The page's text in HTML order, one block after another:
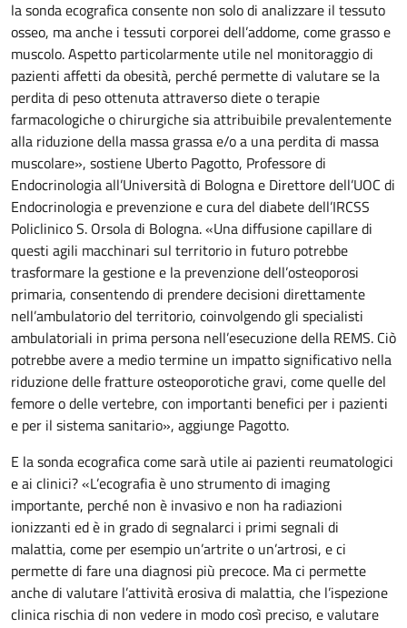
la sonda ecografica consente non solo di analizzare il tessuto
osseo, ma anche i tessuti corporei dell’addome, come grasso e
muscolo. Aspetto particolarmente utile nel monitoraggio di
pazienti affetti da obesità, perché permette di valutare se la
perdita di peso ottenuta attraverso diete o terapie
farmacologiche o chirurgiche sia attribuibile prevalentemente
alla riduzione della massa grassa e/o a una perdita di massa
muscolare», sostiene Uberto Pagotto, Professore di
Endocrinologia all’Università di Bologna e Direttore dell’UOC di
Endocrinologia e prevenzione e cura del diabete dell’IRCSS
Policlinico S. Orsola di Bologna. «Una diffusione capillare di
questi agili macchinari sul territorio in futuro potrebbe
trasformare la gestione e la prevenzione dell’osteoporosi
primaria, consentendo di prendere decisioni direttamente
nell’ambulatorio del territorio, coinvolgendo gli specialisti
ambulatoriali in prima persona nell’esecuzione della REMS. Ciò
potrebbe avere a medio termine un impatto significativo nella
riduzione delle fratture osteoporotiche gravi, come quelle del
femore o delle vertebre, con importanti benefici per i pazienti
e per il sistema sanitario», aggiunge Pagotto.
E la sonda ecografica come sarà utile ai pazienti reumatologici
e ai clinici? «L’ecografia è uno strumento di imaging
importante, perché non è invasivo e non ha radiazioni
ionizzanti ed è in grado di segnalarci i primi segnali di
malattia, come per esempio un’artrite o un’artrosi, e ci
permette di fare una diagnosi più precoce. Ma ci permette
anche di valutare l’attività erosiva di malattia, che l’ispezione
clinica rischia di non vedere in modo così preciso, e valutare